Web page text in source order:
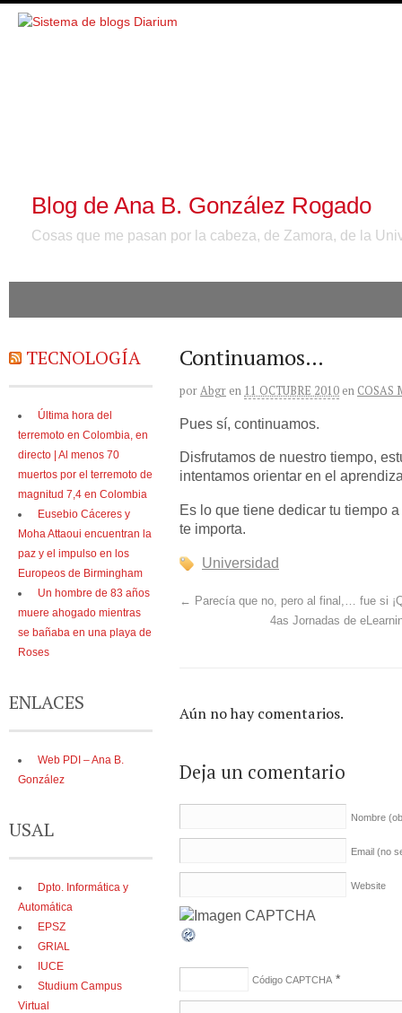
Blog de Ana B. González Rogado
Cosas que me pasan por la cabeza, de Zamora, de la
Continuamos…
porAbgr en 11 OCTUBRE 2010 en COSAS
Pues sí, continuamos.
Disfrutamos de nuestro tiempo,
intentamos orientar en el
Es lo que tiene dedicar tu tiempo
te importa.
Universidad
← Parecía que no, pero al final,… fue si
4as Jornadas de
Aún no hay comentarios.
Deja un comentario
Nombre
Email (no
Website
Código CAPTCHA *
TECNOLOGÍA
Última hora del
terremoto en Colombia, en
directo | Al menos 70
muertos por el terremoto de
magnitud 7,4 en Colombia
Eusebio Cáceres y
Moha Attaoui encuentran la
paz y el impulso en los
Europeos de Birmingham
Un hombre de 83 años
muere ahogado mientras
se bañaba en una playa de
Roses
ENLACES
Web PDI – Ana B.
González
USAL
Dpto. Informática y
Automática
EPSZ
GRIAL
IUCE
Studium Campus
Virtual